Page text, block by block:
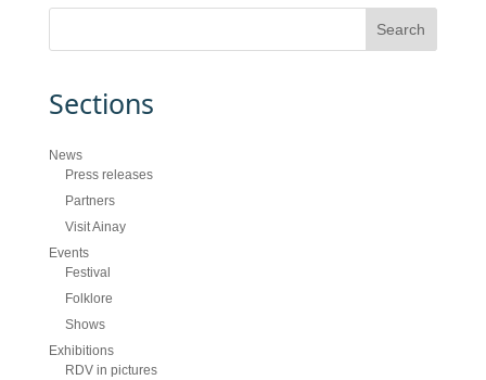
Sections
News
Press releases
Partners
Visit Ainay
Events
Festival
Folklore
Shows
Exhibitions
RDV in pictures